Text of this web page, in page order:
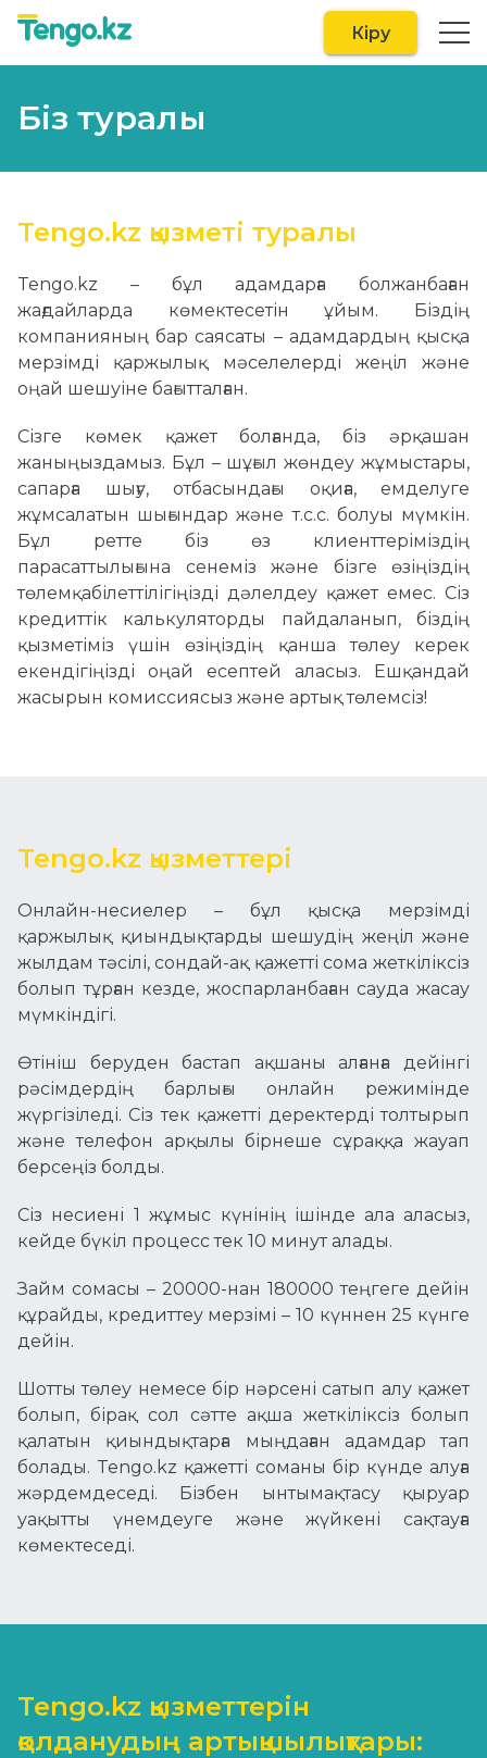
Кіру
Біз туралы
Tengo.kz қызметі туралы
Tengo.kz – бұл адамдарға болжанбаған
жағдайларда көмектесетін ұйым. Біздің
компанияның бар саясаты – адамдардың қысқа
мерзімді қаржылық мәселелерді жеңіл және
оңай шешуіне бағытталған.
Сізге көмек қажет болғанда, біз әрқашан
жаныңыздамыз. Бұл – шұғыл жөндеу жұмыстары,
сапарға шығу, отбасындағы оқиға, емделуге
жұмсалатын шығындар және т.с.с. болуы мүмкін.
Бұл ретте біз өз клиенттеріміздің
парасаттылығына сенеміз және бізге өзіңіздің
төлемқабілеттілігіңізді дәлелдеу қажет емес. Сіз
кредиттік калькуляторды пайдаланып, біздің
қызметіміз үшін өзіңіздің қанша төлеу керек
екендігіңізді оңай есептей аласыз. Ешқандай
жасырын комиссиясыз және артық төлемсіз!
Tengo.kz қызметтері
Онлайн-несиелер – бұл қысқа мерзімді
қаржылық қиындықтарды шешудің жеңіл және
жылдам тәсілі, сондай-ақ қажетті сома жеткіліксіз
болып тұрған кезде, жоспарланбаған сауда жасау
мүмкіндігі.
Өтініш беруден бастап ақшаны алғанға дейінгі
рәсімдердің барлығы онлайн режимінде
жүргізіледі. Сіз тек қажетті деректерді толтырып
және телефон арқылы бірнеше сұраққа жауап
берсеңіз болды.
Сіз несиенi 1 жұмыс күнінің ішінде ала аласыз,
кейде бүкіл процесс тек 10 минут алады.
Займ сомасы – 20000-нан 180000 теңгеге дейін
құрайды, кредиттеу мерзімі – 10 күннен 25 күнге
дейін.
Шотты төлеу немесе бір нәрсені сатып алу қажет
болып, бірақ сол сәтте ақша жеткіліксіз болып
қалатын қиындықтарға мыңдаған адамдар тап
болады. Tengo.kz қажетті соманы бір күнде алуға
жәрдемдеседі. Бізбен ынтымақтасу қыруар
уақытты үнемдеуге және жүйкені сақтауға
көмектеседі.
Tengo.kz қызметтерін
қолданудың артықшылықтары: